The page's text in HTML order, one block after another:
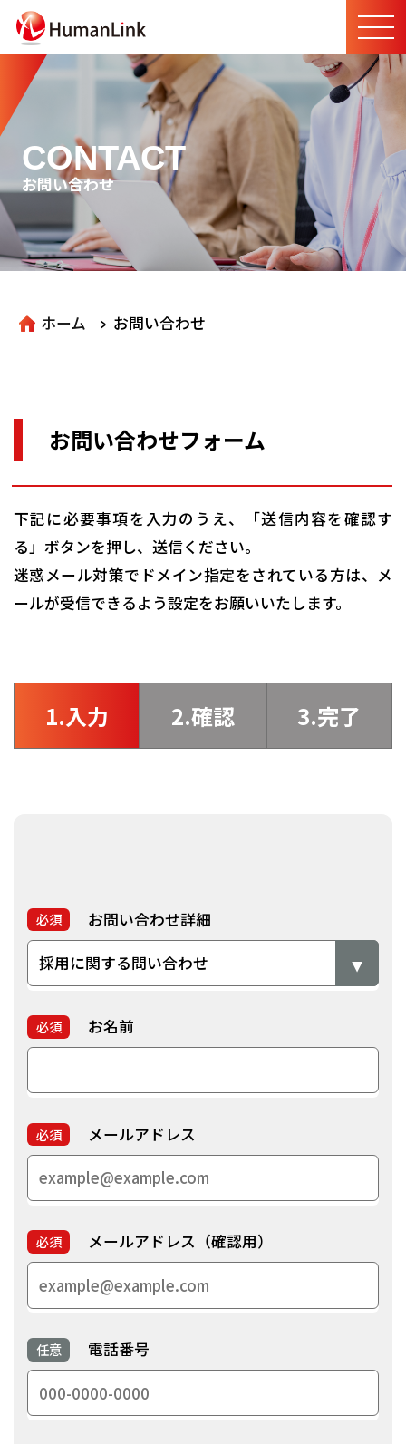
CONTACT
お問い合わせ
ホーム > お問い合わせ
お問い合わせフォーム
下記に必要事項を入力のうえ、「送信内容を確認す
る」ボタンを押し、送信ください。
迷惑メール対策でドメイン指定をされている方は、メ
ールが受信できるよう設定をお願いいたします。
1.入力 2.確認 3.完了
必須 お問い合わせ詳細
必須 お名前
必須 メールアドレス
必須 メールアドレス（確認用）
任意 電話番号